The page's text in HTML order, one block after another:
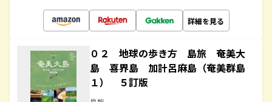
詳細を見る
０２ 地球の歩き方 島旅 奄美大
島 喜界島 加計呂麻島（奄美群島
１） ５訂版